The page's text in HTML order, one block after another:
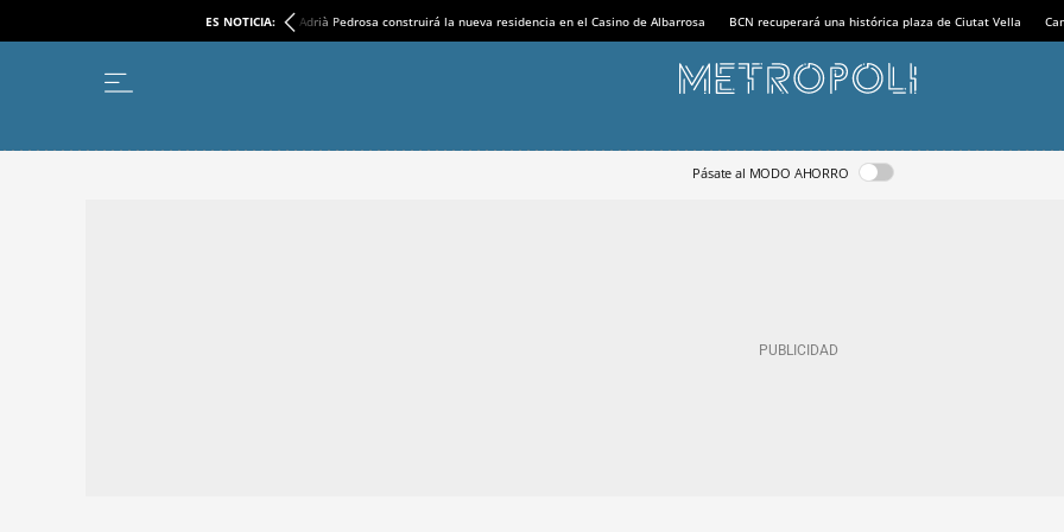
ES NOTICIA: Adrià Pedrosa construirá la nueva residencia en el Casino de Albarrosa BCN recuperará una histórica plaza de Ciutat Vella
Pásate al MODO AHORRO